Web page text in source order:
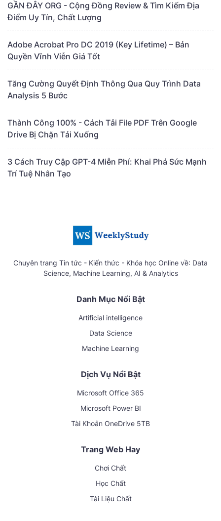
GẦN ĐÂY ORG - Cộng Đồng Review & Tìm Kiếm Địa
Điểm Uy Tín, Chất Lượng
Adobe Acrobat Pro DC 2019 (Key Lifetime) – Bản
Quyền Vĩnh Viễn Giá Tốt
Tăng Cường Quyết Định Thông Qua Quy Trình Data
Analysis 5 Bước
Thành Công 100% - Cách Tải File PDF Trên Google
Drive Bị Chặn Tải Xuống
3 Cách Truy Cập GPT-4 Miễn Phí: Khai Phá Sức Mạnh
Trí Tuệ Nhân Tạo
Chuyên trang Tin tức - Kiến thức - Khóa học Online về: Data
Science, Machine Learning, AI & Analytics
Danh Mục Nổi Bật
Artificial intelligence
Data Science
Machine Learning
Dịch Vụ Nổi Bật
Microsoft Office 365
Microsoft Power BI
Tài Khoản OneDrive 5TB
Trang Web Hay
Chơi Chất
Học Chất
Tài Liệu Chất